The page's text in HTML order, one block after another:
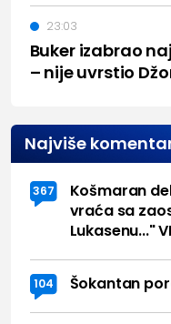
Buker izabrao
– nije uvrstio
23:03
Najviše
367
Košmaran
vraća sa
Lukasenu..."
104 Šokantan